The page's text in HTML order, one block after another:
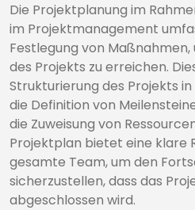
Die Projektplanung im
im Projektmanagement
Festlegung von
des Projekts zu erreichen.
Strukturierung des Projekts
die Definition von
die Zuweisung von
Projektplan bietet eine klare
gesamte Team, um den
sicherzustellen, dass das
abgeschlossen wird.